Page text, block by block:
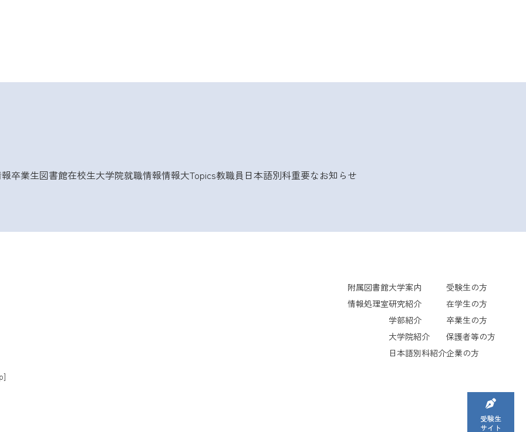
受験生
サイト
卒業生図書館在校生大学院就職情報情報大Topics教職員 日本語別科重要なお知らせ
附属図書館
情報処理室
大学案内
研究紹介
学部紹介
大学院紹介
日本語別科紹介
受験生の方
在学生の方
卒業生の方
保護者等の方
企業の方